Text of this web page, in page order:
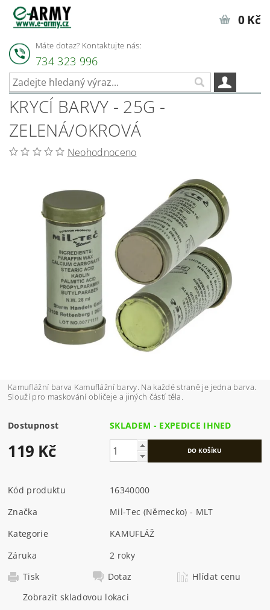
Máte dotaz? Kontaktujte nás:
734 323 996
0 Kč
KRYCÍ BARVY - 25G -
ZELENÁ/OKROVÁ
Neohodnoceno
Kamuflážní barva Kamuflážní barvy. Na každé straně je jedna barva.
Slouží pro maskování obličeje a jiných částí těla.
Dostupnost SKLADEM - EXPEDICE IHNED
119 Kč
Kód produktu
16340000
Značka
Mil-Tec (Německo) - MLT
Kategorie
KAMUFLÁŽ
Záruka
2 roky
Tisk
Dotaz
Hlídat cenu
Zobrazit skladovou lokaci